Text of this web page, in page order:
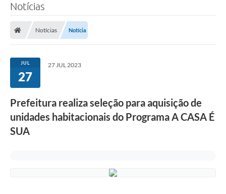
Notícias
Notícias Notícia
JUL
27
27 JUL 2023
Prefeitura realiza seleção para aquisição de
unidades habitacionais do Programa A CASA É
SUA